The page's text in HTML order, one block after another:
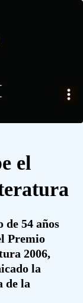
el
54 años
Premio
2006,
la
de la